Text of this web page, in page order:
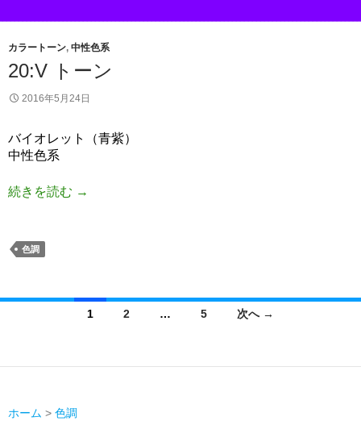
カラートーン, 中性色系
20:V トーン
2016年5月24日
バイオレット（青紫）
中性色系
続きを読む →
色調
ゲ
ー
1 2 … 5 次へ →
ホーム > 色調